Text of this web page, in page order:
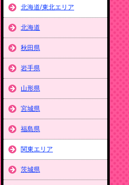
北海道/東北エリア
北海道
秋田県
岩手県
山形県
宮城県
福島県
関東エリア
茨城県